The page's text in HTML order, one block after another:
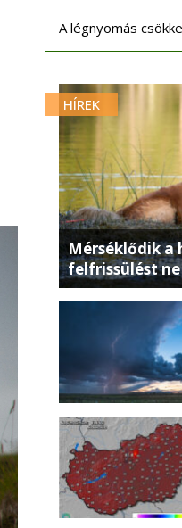
A légnyomás
HÍREK
Mérséklődik a
felfrissülést